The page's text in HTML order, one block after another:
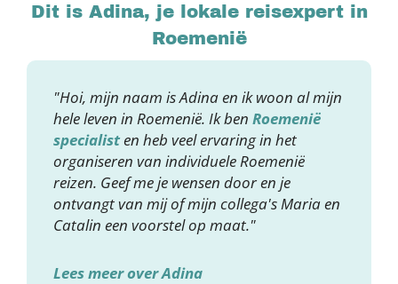
Dit is Adina, je lokale reisexpert in
Roemenië
"Hoi, mijn naam is Adina en ik woon al mijn
hele leven in Roemenië. Ik ben Roemenië
specialisten heb veel ervaring in het
organiseren van individuele Roemenië
reizen. Geef me je wensen door en je
ontvangt van mij of mijn collega's Maria en
Catalin een voorstel op maat."
Lees meer over Adina